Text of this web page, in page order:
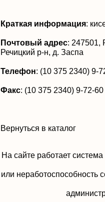
Краткая информация:
Почтовый адрес: 247501,
Речицкий р-н, д. Заспа
Телефон: (10 375 2340) 9-
Факс: (10 375 2340) 9-72-60
Вернуться в каталог
На сайте работает
или неработоспособность